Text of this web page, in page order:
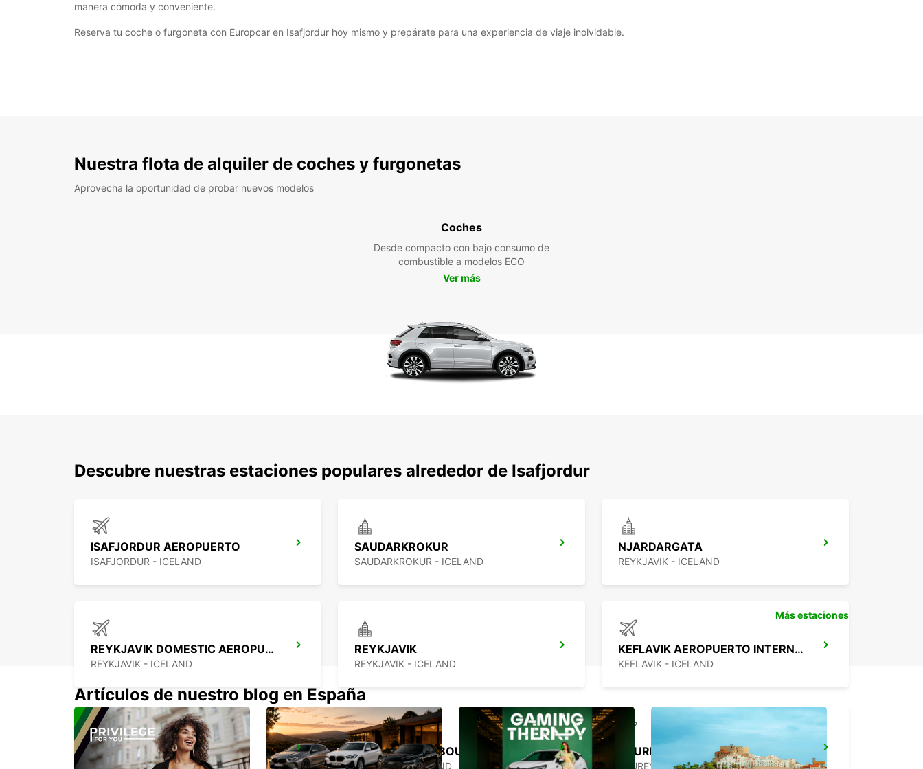
manera cómoda y conveniente.
Reserva tu coche o furgoneta con Europcar en Isafjordur hoy mismo y prepárate para una experiencia de viaje inolvidable.
Nuestra flota de alquiler de coches y furgonetas
Aprovecha la oportunidad de probar nuevos modelos
Coches
Desde compacto con bajo consumo de
combustible a modelos ECO
Ver más
Descubre nuestras estaciones populares alrededor de Isafjordur
ISAFJORDUR AEROPUERTO
ISAFJORDUR - ICELAND
SAUDARKROKUR
SAUDARKROKUR - ICELAND
NJARDARGATA
REYKJAVIK - ICELAND
REYKJAVIK DOMESTIC AEROPUERTO
REYKJAVIK - ICELAND
REYKJAVIK
REYKJAVIK - ICELAND
KEFLAVIK AEROPUERTO INTERNACIONAL
KEFLAVIK - ICELAND
AKUREYRI
AKUREYRI - ICELAND
AKUREYRI HARBOUR
AKUREYRI - ICELAND
AKUREYRI AEROPUERTO
AKUREYRI - ICELAND
Más estaciones
Artículos de nuestro blog en España